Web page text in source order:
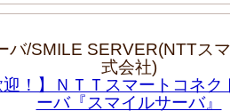
バ/SMILE SERVER(NTTス
式会社)
迎！】ＮＴＴスマートコネ
ーバ『スマイルサーバ』